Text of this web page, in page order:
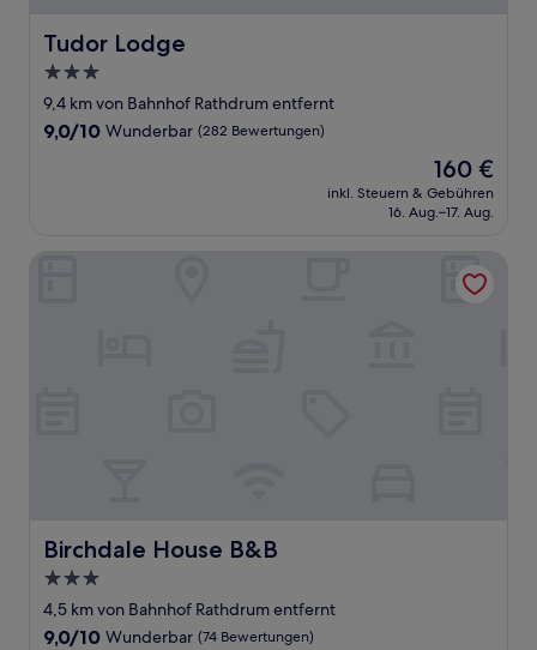
Tudor Lodge
Tudor Lodge
3.0-
Sterne-
Unterkunft
9,4 km von Bahnhof Rathdrum entfernt
9.0
9,0/10 Wunderbar (282 Bewertungen)
Der
Preis
beträgt
160 €
inkl. Steuern & Gebühren
16. Aug.–17. Aug.
Birchdale House B&B
Birchdale House B&B
3.0-
Sterne-
Unterkunft
4,5 km von Bahnhof Rathdrum entfernt
9.0
9,0/10 Wunderbar (74 Bewertungen)